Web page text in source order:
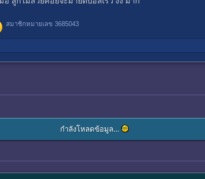
สมาชิกหมายเลข 3685043
กำลังโหลดข้อมูล...